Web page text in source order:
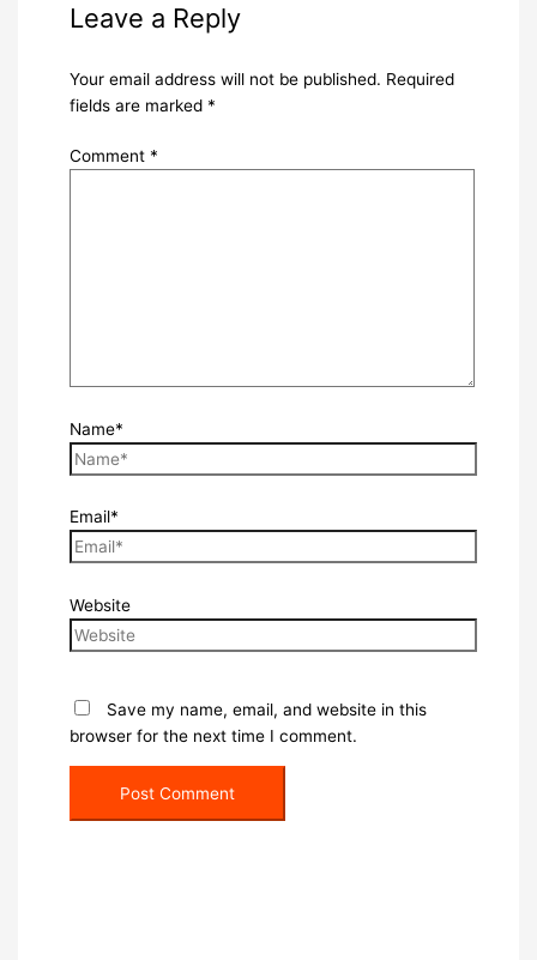
Leave a Reply
Your email address will not be published. Required
fields are marked *
Comment *
Name*
Email*
Website
Save my name, email, and website in this
browser for the next time I comment.